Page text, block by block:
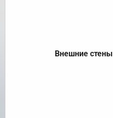
Внешние стены